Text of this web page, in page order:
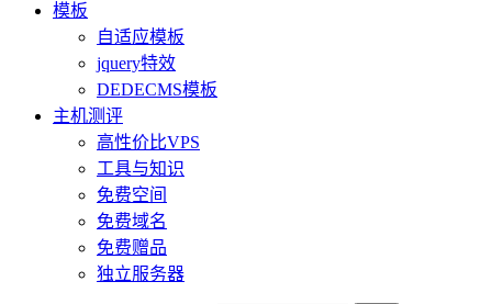
模板
自适应模板
jquery特效
DEDECMS模板
主机测评
高性价比VPS
工具与知识
免费空间
免费域名
免费赠品
独立服务器